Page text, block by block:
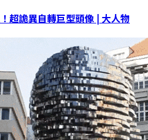
超詭異自轉巨型頭像 | 大人物